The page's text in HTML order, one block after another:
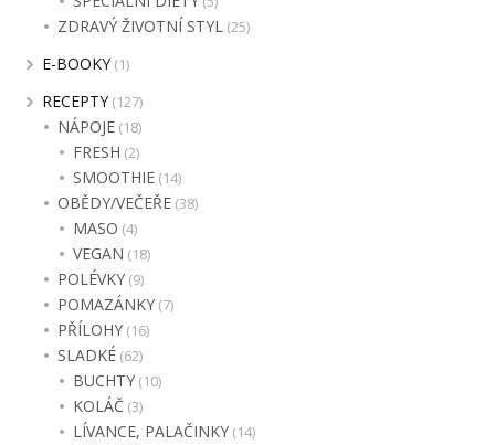
ZDRAVÝ ŽIVOTNÍ STYL (25)
E-BOOKY(1)
RECEPTY(127)
NÁPOJE (18)
FRESH (2)
SMOOTHIE (14)
OBĚDY/VEČEŘE (38)
MASO (4)
VEGAN (18)
POLÉVKY (9)
POMAZÁNKY (7)
PŘÍLOHY (16)
SLADKÉ (62)
BUCHTY (10)
KOLÁČ (3)
LÍVANCE, PALAČINKY (14)